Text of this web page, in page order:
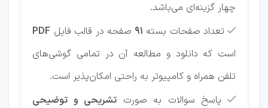
چهار گزینه‌ای می‌باشد.
 تعداد صفحات بسته 91 صفحه در قالب فایل PDF
است که دانلود و مطالعه آن در تمامی گوشی‌های
تلفن همراه و کامپیوتر به راحتی امکان‌پذیر است.
 پاسخ سوالات به صورت تشریحی و توضیحی